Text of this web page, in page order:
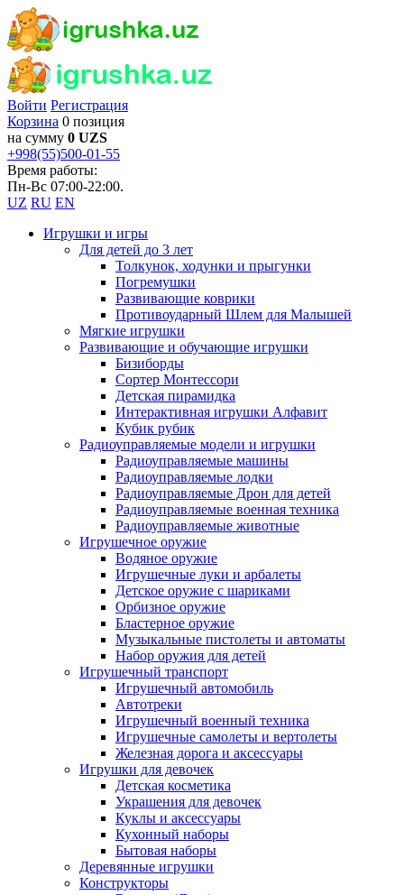
Войти Регистрация
Корзина 0 позиция
на сумму 0 UZS
+998(55)500-01-55
Время работы:
Пн-Вс 07:00-22:00.
UZ RU EN
Игрушки и игры
Для детей до 3 лет
Толкунок, ходунки и прыгунки
Погремушки
Развивающие коврики
Противоударный Шлем для Малышей
Мягкие игрушки
Развивающие и обучающие игрушки
Бизиборды
Сортер Монтессори
Детская пирамидка
Интерактивная игрушки Алфавит
Кубик рубик
Радиоуправляемые модели и игрушки
Радиоуправляемые машины
Радиоуправляемые лодки
Радиоуправляемые Дрон для детей
Радиоуправляемые военная техника
Радиоуправляемые животные
Игрушечное оружие
Водяное оружие
Игрушечные луки и арбалеты
Детское оружие с шариками
Орбизное оружие
Бластерное оружие
Музыкальные пистолеты и автоматы
Набор оружия для детей
Игрушечный транспорт
Игрушечный автомобиль
Aвтотреки
Игрушечный военный техника
Игрушечные самолеты и вертолеты
Железная дорога и аксессуары
Игрушки для девочек
Детская косметика
Украшения для девочек
Куклы и аксессуары
Кухонный наборы
Бытовая наборы
Деревянные игрушки
Конструкторы